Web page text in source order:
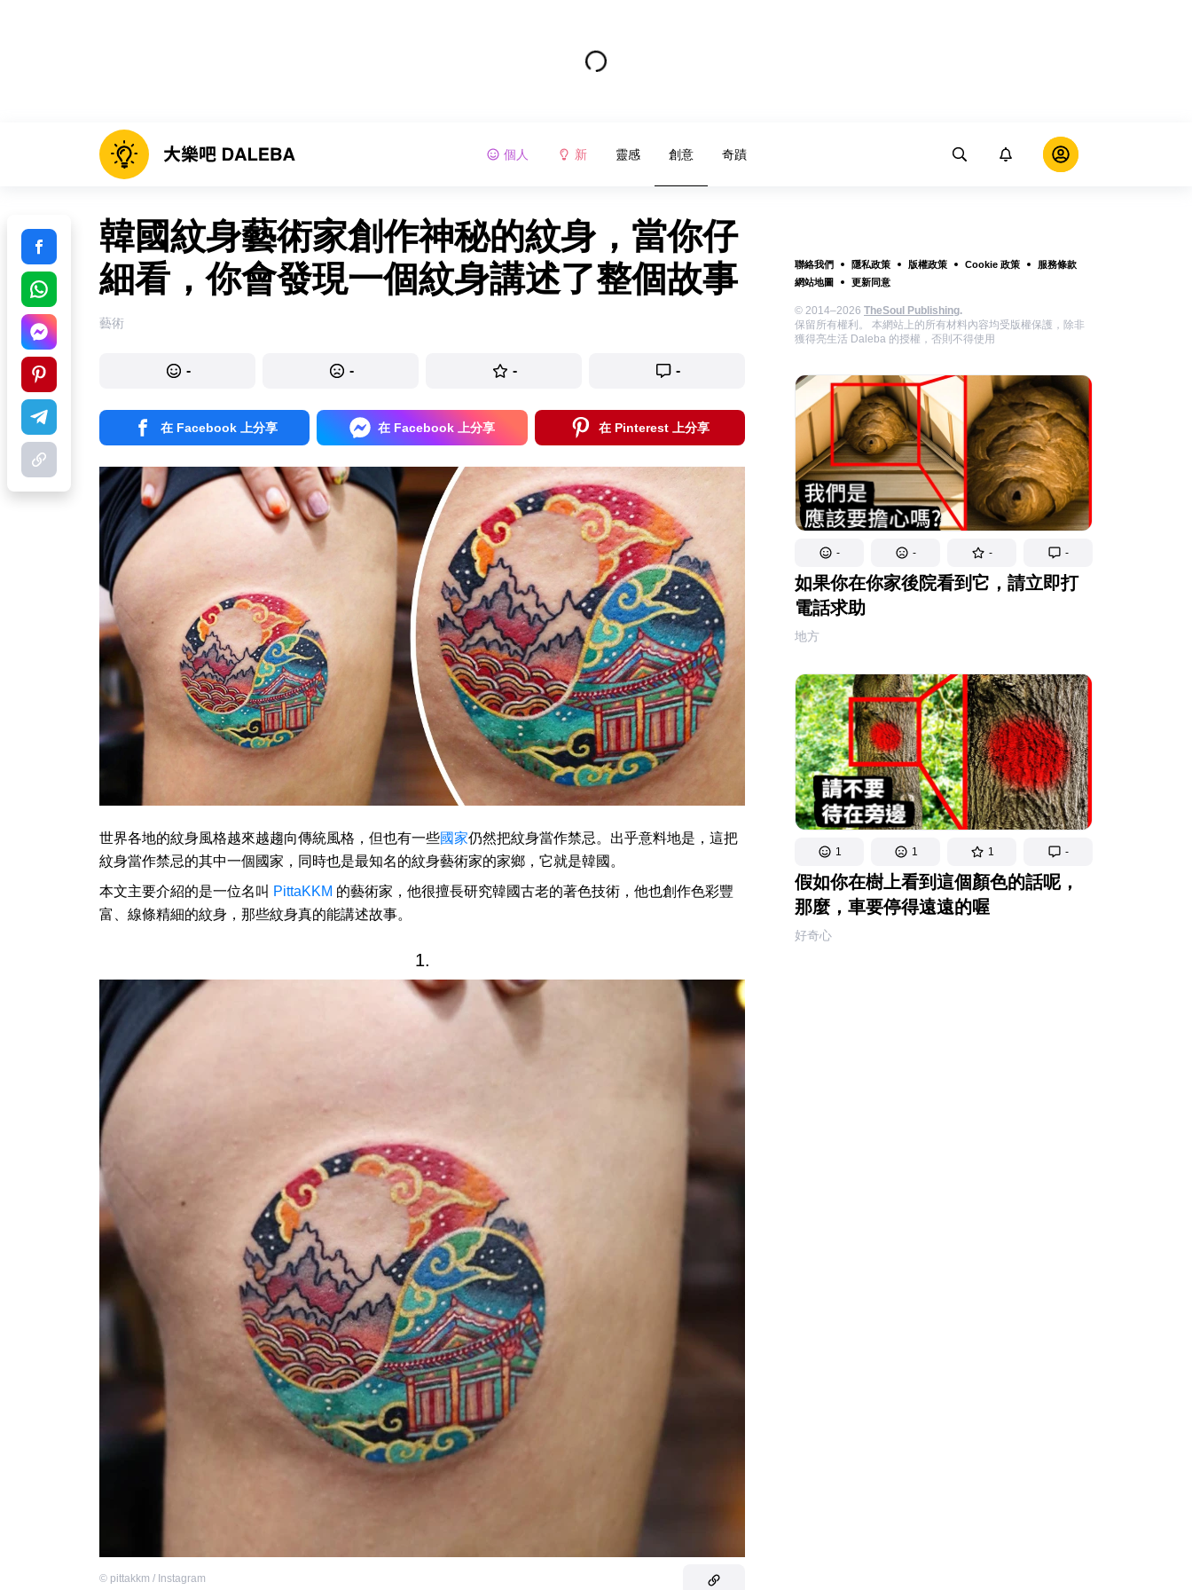
個人 新 靈感 創意 奇蹟
聯絡我們 隱私政策 版權政策 Cookie 政策
服務條款
網站地圖
更新同意
© 2014–2026 TheSoul Publishing.
保留所有權利。 本網站上的所有材料內容均受版權保護，除非
獲得亮生活 Daleba 的授權，否則不得使用
- - - -
如果你在你家後院看到它，請立即打
電話求助
地方
1 1 1 -
假如你在樹上看到這個顏色的話呢，
那麼，車要停得遠遠的喔
好奇心
韓國紋身藝術家創作神秘的紋身，當你仔
細看，你會發現一個紋身講述了整個故事
藝術
- - - -
在 Facebook 上分享 在 Facebook 上分享 在 Pinterest 上分享
世界各地的紋身風格越來越趨向傳統風格，但也有一些國家仍然把紋身當作禁忌。出乎意料地是，這把
紋身當作禁忌的其中一個國家，同時也是最知名的紋身藝術家的家鄉，它就是韓國。
本文主要介紹的是一位名叫 PittaKKM 的藝術家，他很擅長研究韓國古老的著色技術，他也創作色彩豐
富、線條精細的紋身，那些紋身真的能講述故事。
1.
© pittakkm / Instagram